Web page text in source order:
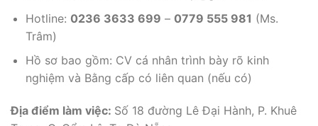
Hotline: 0236 3633 699 – 0779 555 981 (Ms.
Trâm)
Hồ sơ bao gồm: CV cá nhân trình bày rõ kinh
nghiệm và Bằng cấp có liên quan (nếu có)
Địa điểm làm việc: Số 18 đường Lê Đại Hành, P. Khuê